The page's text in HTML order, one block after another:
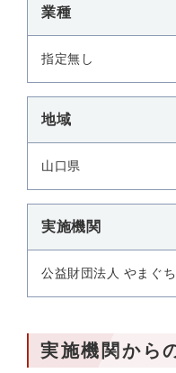
業種
指定無し
地域
山口県
実施機関
公益財団法人 やまぐ
実施機関から